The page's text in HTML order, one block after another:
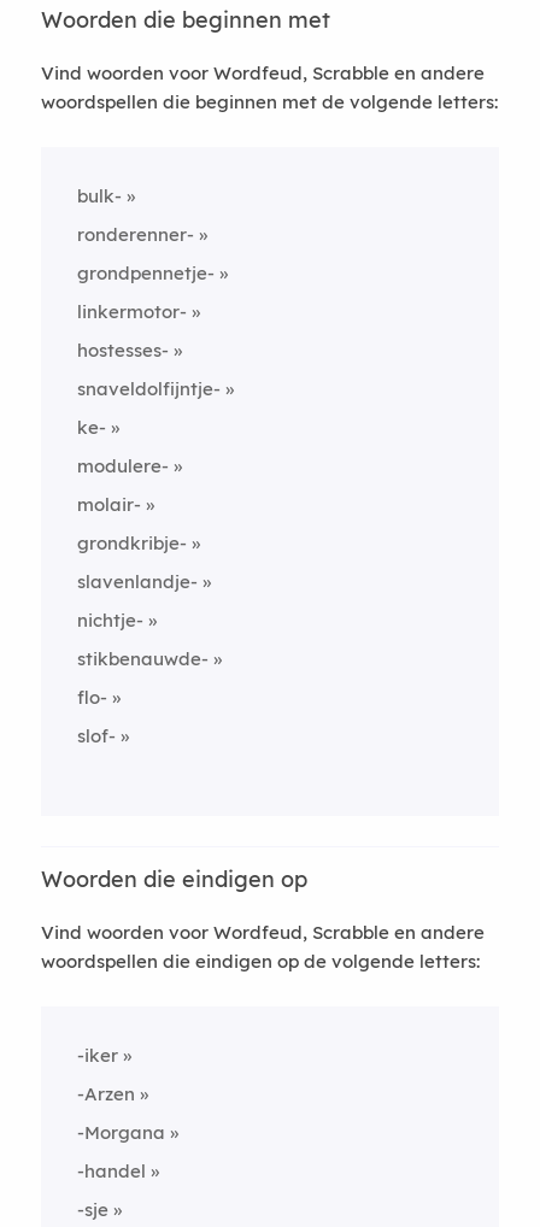
Woorden die beginnen met
Vind woorden voor Wordfeud, Scrabble en andere
woordspellen die beginnen met de volgende letters:
bulk-
ronderenner-
grondpennetje-
linkermotor-
hostesses-
snaveldolfijntje-
ke-
modulere-
molair-
grondkribje-
slavenlandje-
nichtje-
stikbenauwde-
flo-
slof-
Woorden die eindigen op
Vind woorden voor Wordfeud, Scrabble en andere
woordspellen die eindigen op de volgende letters:
-iker
-Arzen
-Morgana
-handel
-sje